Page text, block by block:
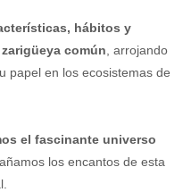
hábitos y
común , arrojando
papel en los ecosistemas de
el fascinante universo
los encantos de esta